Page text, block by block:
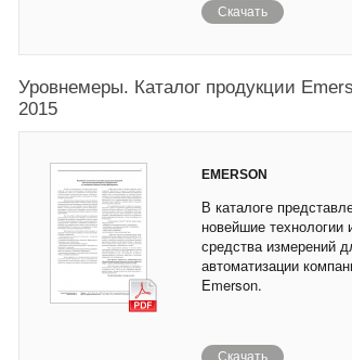
Скачать
Уровнемеры. Каталог продукции
2015
EMERSON
В каталоге
новейшие технологии
средства измерений
автоматизации
Emerson.